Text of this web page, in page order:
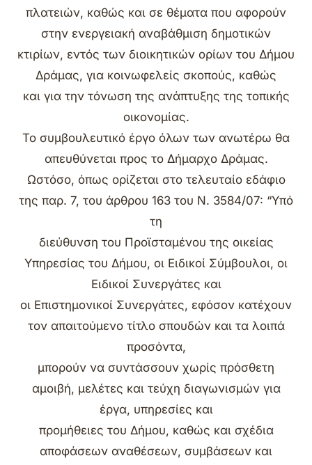
πλατειών, καθώς και σε θέματα που αφορούν
στην ενεργειακή αναβάθμιση δημοτικών
κτιρίων, εντός των διοικητικών ορίων του Δήμου
Δράμας, για κοινωφελείς σκοπούς, καθώς
και για την τόνωση της ανάπτυξης της τοπικής
οικονομίας.
Το συμβουλευτικό έργο όλων των ανωτέρω θα
απευθύνεται προς το Δήμαρχο Δράμας.
Ωστόσο, όπως ορίζεται στο τελευταίο εδάφιο
της παρ. 7, του άρθρου 163 του Ν. 3584/07: “Υπό
τη
διεύθυνση του Προϊσταμένου της οικείας
Υπηρεσίας του Δήμου, οι Ειδικοί Σύμβουλοι, οι
Ειδικοί Συνεργάτες και
οι Επιστημονικοί Συνεργάτες, εφόσον κατέχουν
τον απαιτούμενο τίτλο σπουδών και τα λοιπά
προσόντα,
μπορούν να συντάσσουν χωρίς πρόσθετη
αμοιβή, μελέτες και τεύχη διαγωνισμών για
έργα, υπηρεσίες και
προμήθειες του Δήμου, καθώς και σχέδια
αποφάσεων αναθέσεων, συμβάσεων και